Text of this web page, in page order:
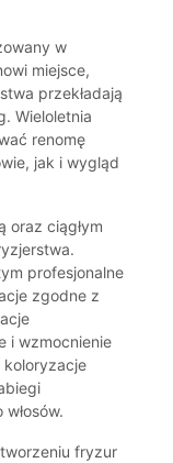
w
miejsce,
przekładają
Wieloletnia
renomę
jak i wygląd
oraz ciągłym
profesjonalne
zgodne z
i wzmocnienie
koloryzacje
fryzur